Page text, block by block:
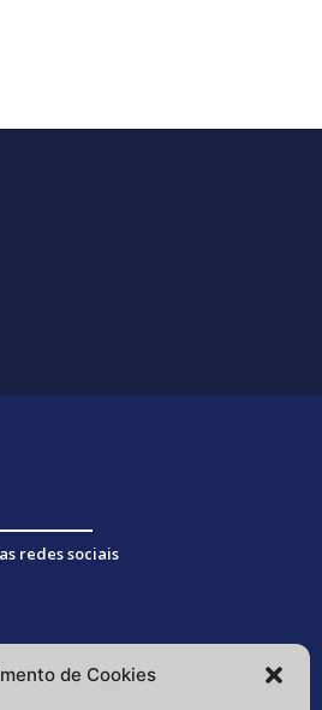
de Cookies
redes sociais